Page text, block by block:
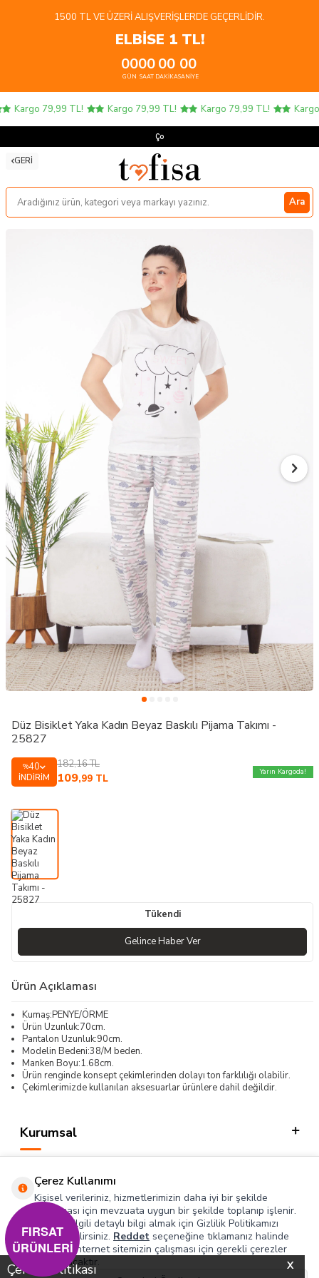
X
Çerez Politikası
1500 TL VE ÜZERI ALIŞVERIŞLERDE GEÇERLIDIR.
ELBİSE 1 TL!
00
GÜN
00
SAAT
00
DAKIKA
00
SANIYE
Kargo 79,99 TL! Kargo 79,99 TL! Kargo 79,99 TL! Kargo
Çocu
GERI
Ara
Düz Bisiklet Yaka Kadın Beyaz Baskılı Pijama Takımı -
25827
%40
İNDIRIM
182,16TL
109,99 TL
Yarın Kargoda!
Tükendi
Gelince Haber Ver
Ürün Açıklaması
Kumaş:PENYE/ÖRME
Ürün Uzunluk:70cm.
Pantalon Uzunluk:90cm.
Modelin Bedeni:38/M beden.
Manken Boyu:1.68cm.
Ürün renginde konsept çekimlerinden dolayı ton farklılığı olabilir.
Çekimlerimizde kullanılan aksesuarlar ürünlere dahil değildir.
Kurumsal
Hızlı Erişim
Sosyal
Adres & İletişim
Çerez Kullanımı
Kişisel verileriniz, hizmetlerimizin daha iyi bir şekilde
sunulması için mevzuata uygun bir şekilde toplanıp işlenir.
Konuyla ilgili detaylı bilgi almak için Gizlilik Politikamızı
inceleyebilirsiniz. Reddet seçeneğine tıklamanız halinde
yalnızca internet sitemizin çalışması için gerekli çerezler
kullanılacaktır.
FIRSAT
ÜRÜNLERİ